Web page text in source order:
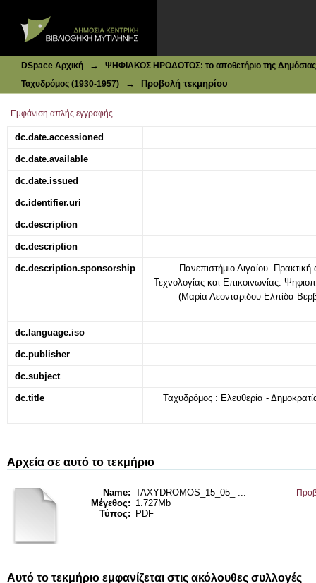
DSpace Αρχική →
ΨΗΦΙΑΚΟΣ ΗΡΟΔΟΤΟΣ: το αποθετήριο της Δημόσιας
Ταχυδρόμος (1930-1957)
→ Προβολή τεκμηρίου
Εμφάνιση απλής εγγραφής
dc.date.accessioned
dc.date.available
dc.date.issued
dc.identifier.uri
dc.description
dc.description
dc.description.sponsorship
Πανεπιστήμιο Αιγαίου.
Τεχνολογίας και Επικοινωνίας:
(Μαρία Λεονταρίδου-Ελπίδα
dc.language.iso
dc.publisher
dc.subject
dc.title Ταχυδρόμος : Ελευθερία -
Αρχεία σε αυτό το τεκμήριο
Name: TAXYDROMOS_15_05_ ...
Μέγεθος: 1.727Mb
Τύπος:
PDF
Αυτό το τεκμήριο εμφανίζεται στις ακόλουθες συλλογές